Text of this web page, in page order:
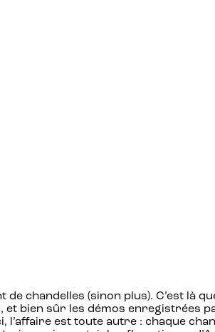
chandelles (sinon plus). C’est là
et bien sûr les démos enregistrées
est toute autre : chaque